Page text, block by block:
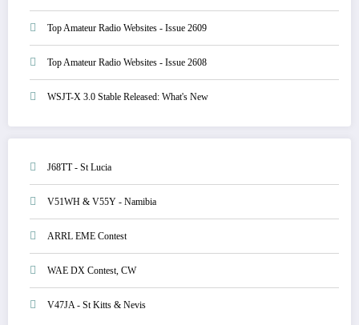
Top Amateur Radio Websites - Issue 2609
Top Amateur Radio Websites - Issue 2608
WSJT-X 3.0 Stable Released: What's New
J68TT - St Lucia
V51WH & V55Y - Namibia
ARRL EME Contest
WAE DX Contest, CW
V47JA - St Kitts & Nevis